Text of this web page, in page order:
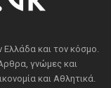
Ελλάδα και τον κόσμο.
γνώμες και
και Αθλητικά.